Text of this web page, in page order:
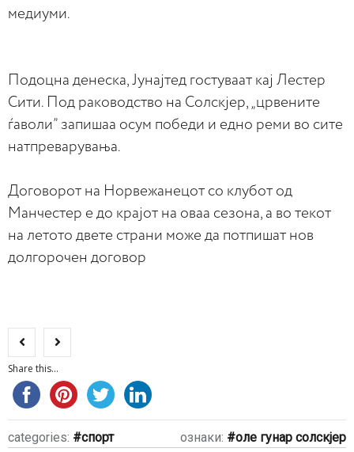
медиуми.
Подоцна денеска, Јунајтед гостуваат кај Лестер
Сити. Под раководство на Солскјер, „црвените
ѓаволи” запишаа осум победи и едно реми во сите
натпреварувања.
Договорот на Норвежанецот со клубот од
Манчестер е до крајот на оваа сезона, а во текот
на летото двете страни може да потпишат нов
долгорочен договор
Share this...
categories: спорт ознаки: оле гунар солскјер